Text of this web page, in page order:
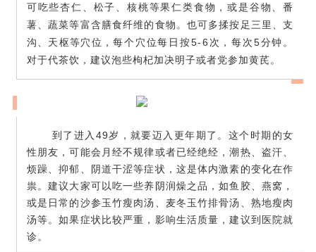
可吃些杏仁、松子、核桃等果仁类食物，或是谷物、番
薯、蔬菜等富含膳食纤维的食物。 也可多揉按足三里、支
沟、天枢等穴位，每个穴位每日按5-6次，每次5分钟 。
对于代茶饮，建议泡些枸杞加决明子或者党参加黄芪。
到 了进入49岁，就要迈入更年期了。这个时期的女
性朋友，可能会月经不规律或者已经绝经，潮热、盗汗、
烦躁、抑郁、阴道干涩等症状，这是体内激素的变化在作
祟。建议大家可以吃一些养阴润燥之品，如鱼胶、燕窝，
或是日常的沙参玉竹瘦肉汤、麦冬玉竹排骨汤、熟地瘦肉
汤等。如果症状比较严重，影响生活质量，建议到医院就
诊。